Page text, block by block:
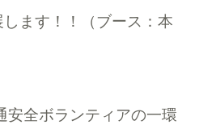
します！！（ブース：本
安全ボランティアの一環